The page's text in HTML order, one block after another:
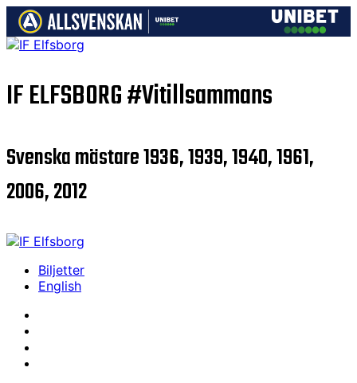
IF ELFSBORG#Vitillsammans
Svenska mästare 1936, 1939, 1940, 1961,
2006, 2012
Biljetter
English